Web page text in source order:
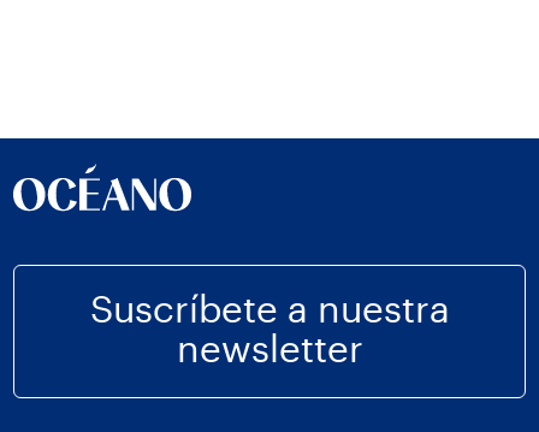
Suscríbete a nuestra
newsletter